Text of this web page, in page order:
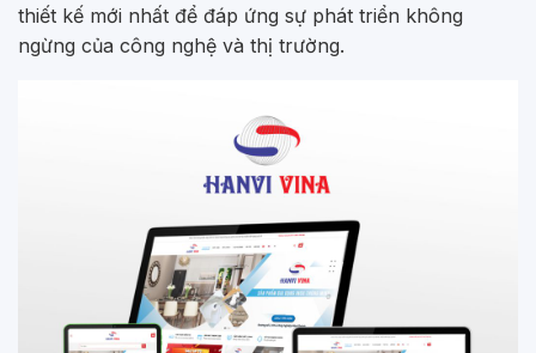
thiết kế mới nhất để đáp ứng sự phát triển không
ngừng của công nghệ và thị trường.